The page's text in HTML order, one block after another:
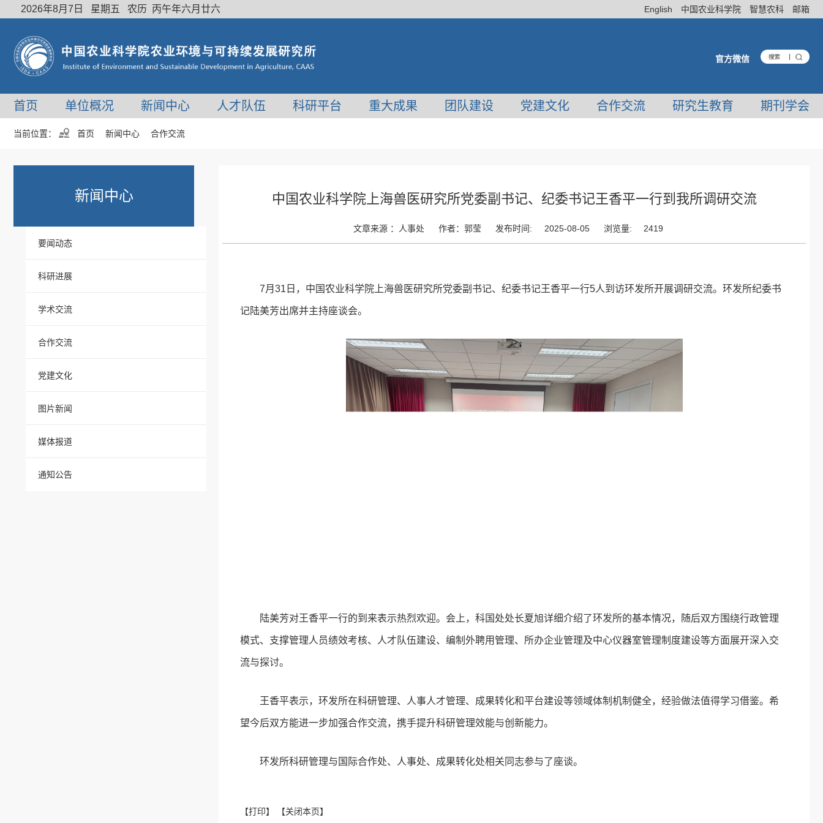
2026年8月7日 星期五 农历 丙午年六月廿六 English 中国农业科学院 智慧农科 邮箱
官方微信
首页 单位概况 新闻中心 人才队伍 科研平台 重大成果 团队建设 党建文化 合作交流 研究生教育 期刊学会
当前位置： 首页 新闻中心 合作交流
新闻中心
要闻动态
科研进展
学术交流
合作交流
党建文化
图片新闻
媒体报道
通知公告
中国农业科学院上海兽医研究所党委副书记、纪委书记王香平一行到我所调研交流
文章来源 ： 人事处 作者：郭莹 发布时间: 2025-08-05 浏览量: 2419
7月31日，中国农业科学院上海兽医研究所党委副书记、纪委书记王香平一行5人到访环发所开展调研交流。环发所纪委书
记陆美芳出席并主持座谈会。
陆美芳对王香平一行的到来表示热烈欢迎。会上，科国处处长夏旭详细介绍了环发所的基本情况，随后双方围绕行政管理
模式、支撑管理人员绩效考核、人才队伍建设、编制外聘用管理、所办企业管理及中心仪器室管理制度建设等方面展开深入交
流与探讨。
王香平表示，环发所在科研管理、人事人才管理、成果转化和平台建设等领域体制机制健全，经验做法值得学习借鉴。希
望今后双方能进一步加强合作交流，携手提升科研管理效能与创新能力。
环发所科研管理与国际合作处、人事处、成果转化处相关同志参与了座谈。